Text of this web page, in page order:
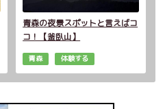
青森の夜景スポットと言えばコ
コ！【釜臥山】
青森 体験する